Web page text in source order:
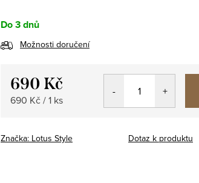
Do 3 dnů
Možnosti doručení
690 Kč
Měrná
690 Kč / 1 ks
Značka: Lotus Style Dotaz k produktu